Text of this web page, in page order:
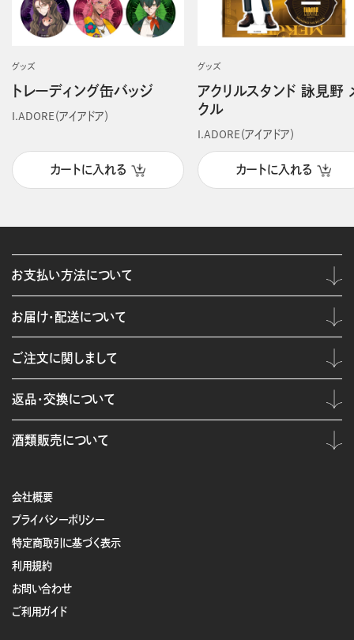
グッズ
トレーディング缶バッジ
I.ADORE（アイアドア）
カートに入れる
グッズ
アクリルスタンド 詠見野
クル
I.ADORE（アイアドア）
カートに入れる
会社概要
プライバシーポリシー
特定商取引に基づく表示
利用規約
お問い合わせ
ご利用ガイド
お支払い方法について
お届け・配送について
ご注文に関しまして
返品・交換について
酒類販売について